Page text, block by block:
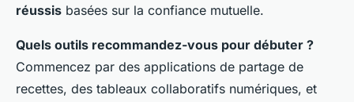
réussis basées sur la confiance mutuelle.
Quels outils recommandez-vous pour débuter ?
Commencez par des applications de partage de
recettes, des tableaux collaboratifs numériques, et